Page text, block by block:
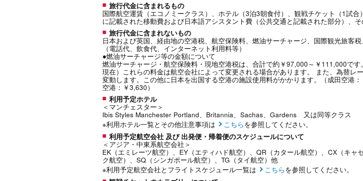
旅行代金に含まれるもの
国際航空運賃（エコノミークラス）、ホテル（3泊3朝食付）、観戦チケット（1試合
に記載された移動費および日本語アシスタント費（公共交通と記載された部分）、そ
旅行代金に含まれないもの
日本および英国、経由地の空港税、航空保険料、燃油サーチャージ、国際観光旅客
（電話代、飲食代、インターネット利用料等）
●燃油サーチャージ等の金額について
燃油サーチャージ・航空保険料・現地空港税は、合計で約￥97,000～￥111,000で
現在）これらの料金は航空会社によって変更される場合があります。 また、為替レ
変動します。この他に日本を出国する空港の施設使用料がかかります。（成田空港
空港：￥3,630）
利用予定ホテル
＜マンチェスター＞
Ibis Styles Manchester Portland、Britannia、Sachas、Gardens 又は同等クラス
※利用ホテル一覧とその他注意事項は
こちらを参照してください。
利用予定航空会社 及び 出発便・帰着便のスケジュールについて
＜アジア・中東系航空会社＞
EK（エミレーツ航空）、EY（エティハド航空）、QR（カタール航空）、CX（キャ
ク航空）、SQ（シンガポール航空）、TG（タイ航空）他
※利用予定航空会社とフライトスケジュール一覧は
こちらを参照してください。